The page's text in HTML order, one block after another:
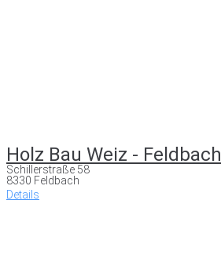
Holz Bau Weiz - Feldbach
Schillerstraße 58
8330 Feldbach
Details